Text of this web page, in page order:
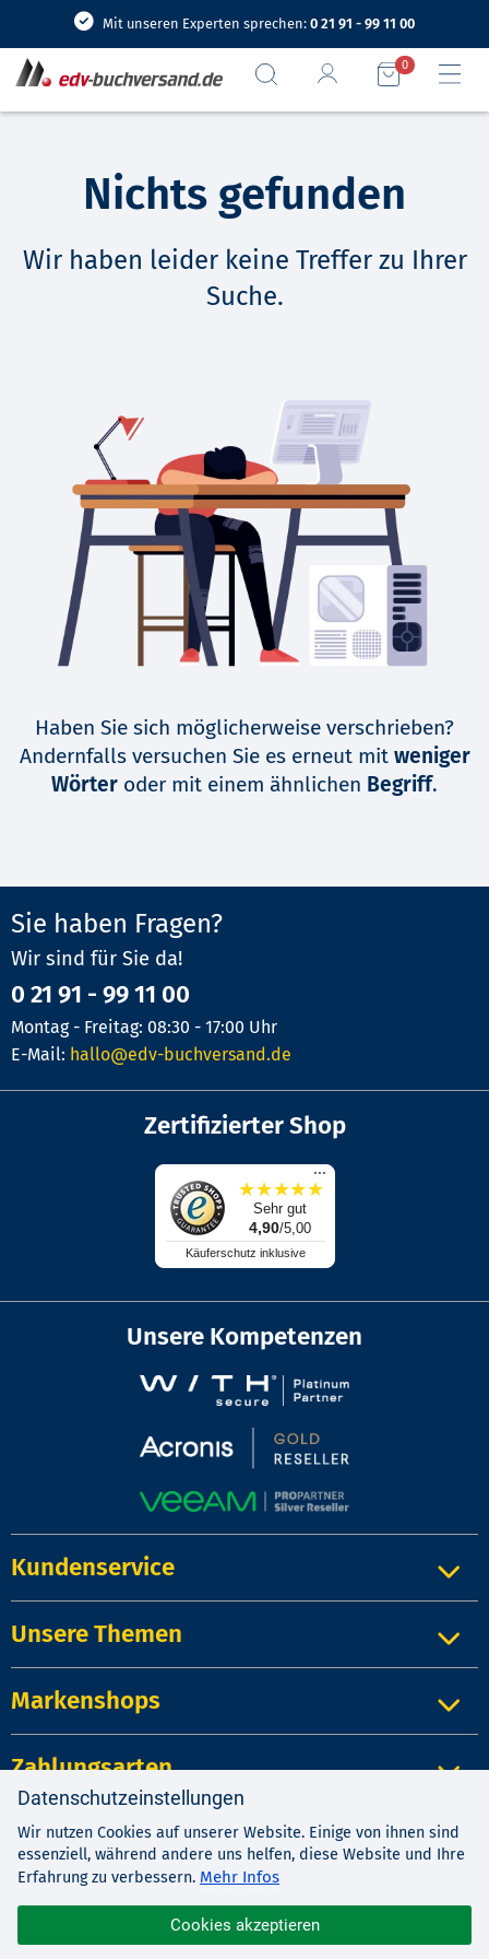
Mit unseren Experten sprechen: 0 21 91 - 99 11 00
0
Nichts gefunden
Wir haben leider keine Treffer zu Ihrer
Suche.
Haben Sie sich möglicherweise verschrieben?
Andernfalls versuchen Sie es erneut mit weniger
Wörter oder mit einem ähnlichen Begriff.
Sie haben Fragen?
Wir sind für Sie da!
0 21 91 - 99 11 00
Montag - Freitag: 08:30 - 17:00 Uhr
E-Mail: hallo@edv-buchversand.de
Zertifizierter Shop
...
★★★★★
Sehr gut
4,90/5,00
Käuferschutz inklusive
Unsere Kompetenzen
Kundenservice
Unsere Themen
Markenshops
Zahlungsarten
Impressum | Kontakt|
Datenschutz
Widerrufsrecht
Datenschutzeinstellungen
Wir nutzen Cookies auf unserer Website. Einige von ihnen sind
essenziell, während andere uns helfen, diese Website und Ihre
Erfahrung zu verbessern. Mehr Infos
Cookies akzeptieren